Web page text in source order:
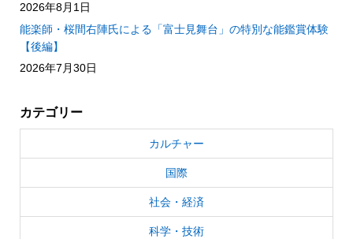
2026年8月1日
能楽師・桜間右陣氏による「富士見舞台」の特別な能鑑賞体験
【後編】
2026年7月30日
カテゴリー
カルチャー
国際
社会・経済
科学・技術